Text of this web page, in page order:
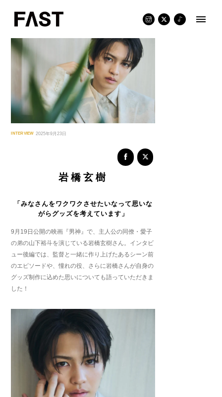
content
INTERVIEW 2025年9月23日
岩橋玄樹
「みなさんをワクワクさせたいなって思いな
がらグッズを考えています」
9月19日公開の映画『男神』で、主人公の同僚・愛子
の弟の山下裕斗を演じている岩橋玄樹さん。インタビ
ュー後編では、監督と一緒に作り上げたあるシーン前
のエピソードや、憧れの役、さらに岩橋さんが自身の
グッズ制作に込めた思いについても語っていただきま
した！